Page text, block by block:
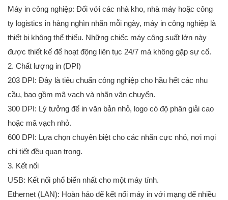
Máy in công nghiệp: Đối với các nhà kho, nhà máy hoặc công
ty logistics in hàng nghìn nhãn mỗi ngày, máy in công nghiệp là
thiết bị không thể thiếu. Những chiếc máy công suất lớn này
được thiết kế để hoạt động liên tục 24/7 mà không gặp sự cố.
2. Chất lượng in (DPI)
203 DPI: Đây là tiêu chuẩn công nghiệp cho hầu hết các nhu
cầu, bao gồm mã vạch và nhãn vận chuyển.
300 DPI: Lý tưởng để in văn bản nhỏ, logo có độ phân giải cao
hoặc mã vạch nhỏ.
600 DPI: Lựa chọn chuyên biệt cho các nhãn cực nhỏ, nơi mọi
chi tiết đều quan trọng.
3. Kết nối
USB: Kết nối phổ biến nhất cho một máy tính.
Ethernet (LAN): Hoàn hảo để kết nối máy in với mạng để nhiều